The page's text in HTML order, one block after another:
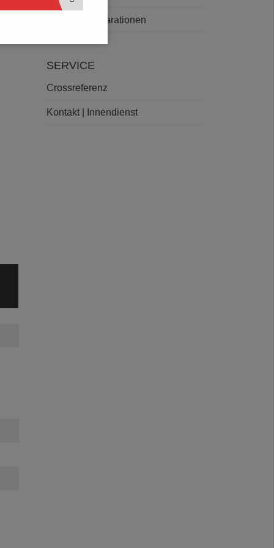
Deklarationen
SERVICE
Crossreferenz
Kontakt | Innendienst